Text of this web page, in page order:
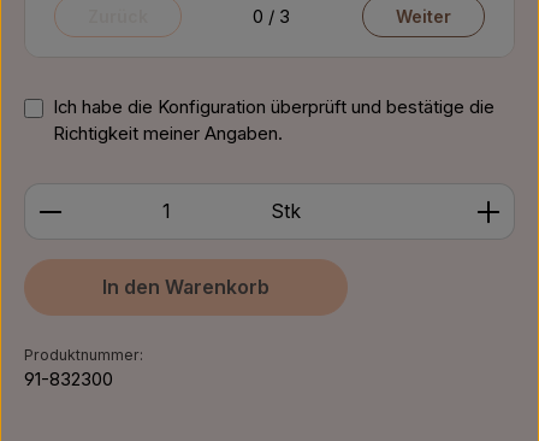
0 / 3 Weiter
Ich habe die Konfiguration überprüft und bestätige die
Richtigkeit meiner Angaben.
Produkt Anzahl: Gib den gewünschten Wert ein
Stk
In den Warenkorb
Produktnummer:
91-832300